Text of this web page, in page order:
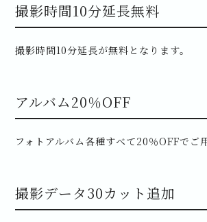
撮影時間10分延長無料
撮影時間10分延長が無料となります。
アルバム20％OFF
フォトアルバム各種すべて20％OFFでご
撮影データ30カット追加